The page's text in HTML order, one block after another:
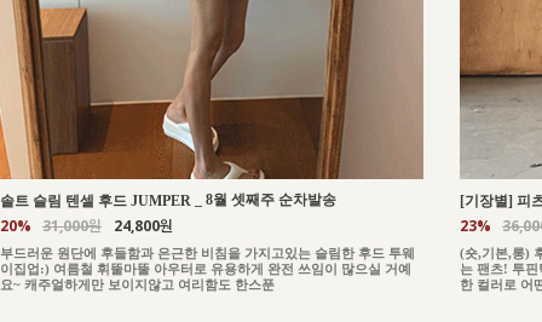
솔트 슬림 텐셀 후드 JUMPER 8월 셋째주 순차발송
20% 31,000원 24,800원
부드러운 원단에 후들함과 은근한 비침을 가지고있는 슬림한 후드 투웨
이집업:) 여름철 휘뚤마뚤 아우터로 유용하게 완전 쓰임이 많으실 거예
요~ 캐주얼하게만 보이지않고 여리함도 한스푼
[기장별] 피
23%
(숏,기본,롱)
는 팬츠! 투
한 컬러로 어